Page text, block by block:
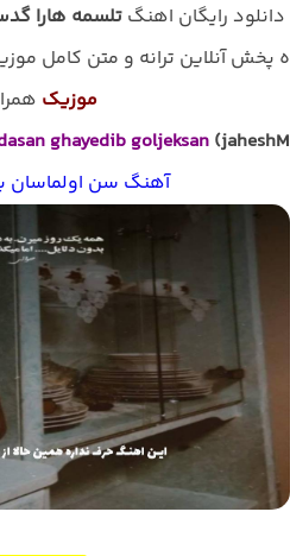
دانلود رایگان اهنگتلسمه هارا
پخش آنلاین ترانه و متن کامل موزیک با
موزیک
ghayedib goljeksan
آهنگ سن اولماسان